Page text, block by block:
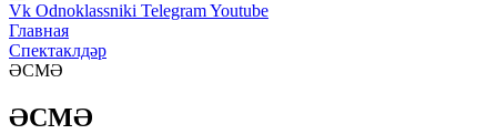
Vk Odnoklassniki TelegramYoutube
Главная
Спектаклдәр
ӘСМӘ
ӘСМӘ